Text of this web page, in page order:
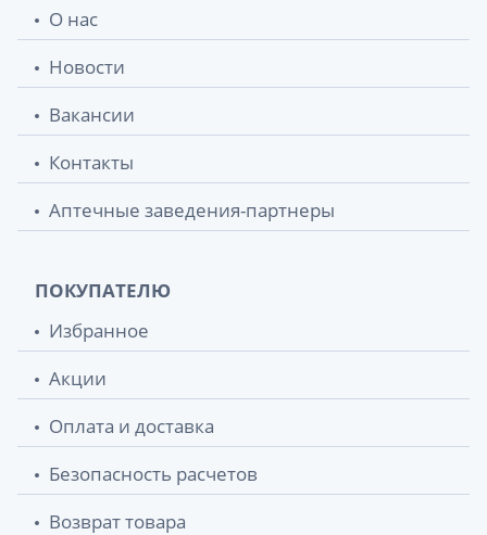
О нас
Новости
Вакансии
Контакты
Аптечные заведения-партнеры
ПОКУПАТЕЛЮ
Избранное
Акции
Оплата и доставка
Безопасность расчетов
Возврат товара